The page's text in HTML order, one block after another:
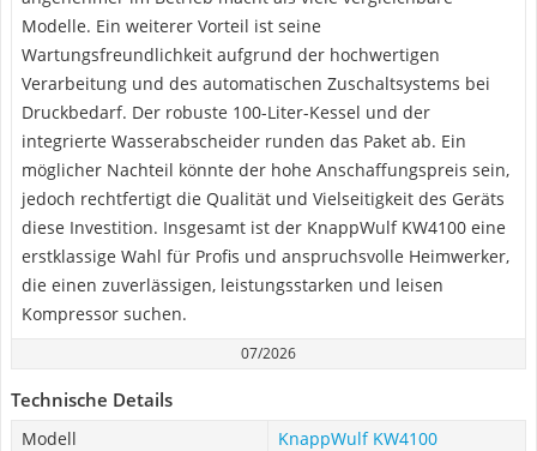
Modelle. Ein weiterer Vorteil ist seine
Wartungsfreundlichkeit aufgrund der hochwertigen
Verarbeitung und des automatischen Zuschaltsystems bei
Druckbedarf. Der robuste 100-Liter-Kessel und der
integrierte Wasserabscheider runden das Paket ab. Ein
möglicher Nachteil könnte der hohe Anschaffungspreis sein,
jedoch rechtfertigt die Qualität und Vielseitigkeit des Geräts
diese Investition. Insgesamt ist der KnappWulf KW4100 eine
erstklassige Wahl für Profis und anspruchsvolle Heimwerker,
die einen zuverlässigen, leistungsstarken und leisen
Kompressor suchen.
07/2026
Technische Details
Modell
KnappWulf KW4100